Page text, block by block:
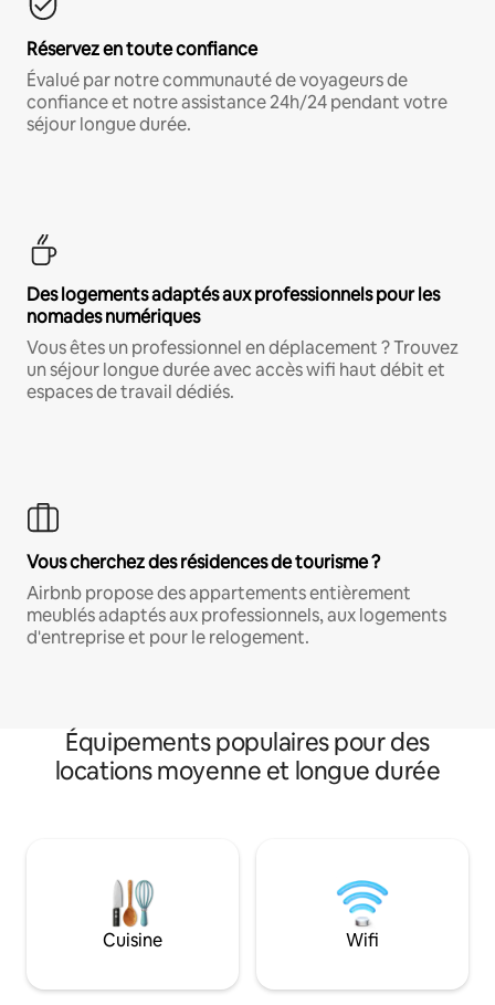
Réservez en toute confiance
Évalué par notre communauté de voyageurs de
confiance et notre assistance 24h/24 pendant votre
séjour longue durée.
Des logements adaptés aux professionnels pour les
nomades numériques
Vous êtes un professionnel en déplacement ? Trouvez
un séjour longue durée avec accès wifi haut débit et
espaces de travail dédiés.
Vous cherchez des résidences de tourisme ?
Airbnb propose des appartements entièrement
meublés adaptés aux professionnels, aux logements
d'entreprise et pour le relogement.
Équipements populaires pour des
locations moyenne et longue durée
Cuisine Wifi